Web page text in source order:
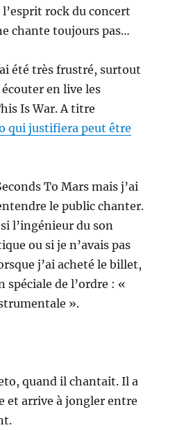
rock du concert
chante toujours pas…
été très frustré, surtout
en live les
Is War. A titre
qui justifiera peut être
To Mars mais j’ai
le public chanter.
l’ingénieur du son
ou si je n’avais pas
j’ai acheté le billet,
de l’ordre : «
».
quand il chantait. Il a
et arrive à jongler entre